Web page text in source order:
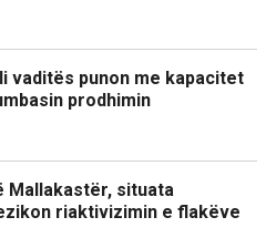
vaditës punon me kapacitet
prodhimin
Mallakastër, situata
riaktivizimin e flakëve